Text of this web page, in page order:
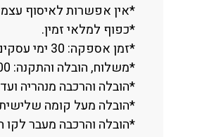
*אין אפשרות לאיסוף
*כפוף למלאי זמין.
*זמן אספקה: 30 ימי עסקים
*משלוח, הובלה והתקנה: 400 ₪
*הובלה והרכבה מנהריה ועד
*הובלה מעל קומה שלישית ללא
*הובלה והרכבה מעבר לקו